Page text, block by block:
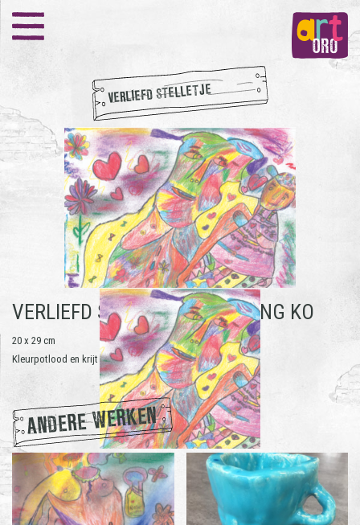
VERLIEFD STELLETJE
VERLIEFD STELLETJE -HAI ZENG KO
20 x 29 cm
Kleurpotlood en krijt op papier | 2016
ANDERE WERKEN